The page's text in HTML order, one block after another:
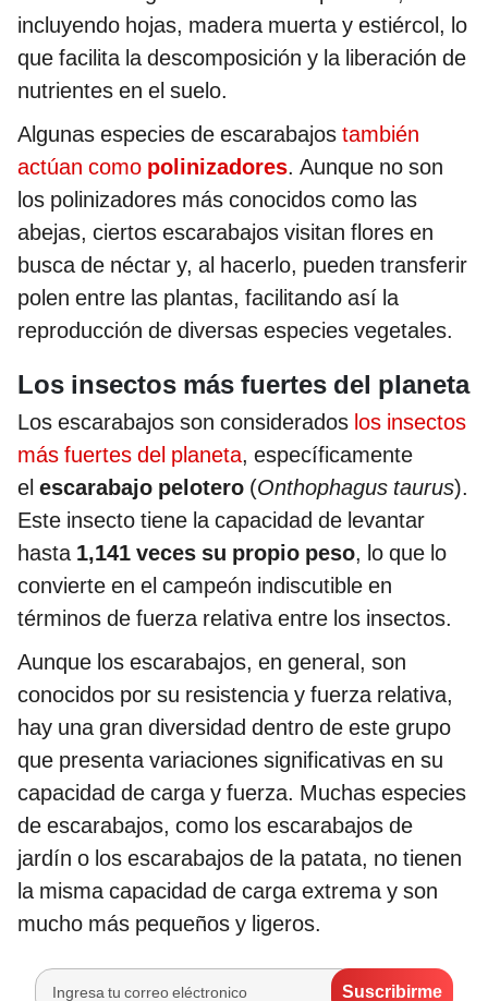
incluyendo hojas, madera muerta y estiércol, lo
que facilita la descomposición y la liberación de
nutrientes en el suelo.
Algunas especies de escarabajos también
actúan como polinizadores. Aunque no son
los polinizadores más conocidos como las
abejas, ciertos escarabajos visitan flores en
busca de néctar y, al hacerlo, pueden transferir
polen entre las plantas, facilitando así la
reproducción de diversas especies vegetales.
Los insectos más fuertes del planeta
Los escarabajos son considerados los insectos
más fuertes del planeta, específicamente
el escarabajo pelotero (Onthophagus taurus).
Este insecto tiene la capacidad de levantar
hasta 1,141 veces su propio peso, lo que lo
convierte en el campeón indiscutible en
términos de fuerza relativa entre los insectos.
Aunque los escarabajos, en general, son
conocidos por su resistencia y fuerza relativa,
hay una gran diversidad dentro de este grupo
que presenta variaciones significativas en su
capacidad de carga y fuerza. Muchas especies
de escarabajos, como los escarabajos de
jardín o los escarabajos de la patata, no tienen
la misma capacidad de carga extrema y son
mucho más pequeños y ligeros.